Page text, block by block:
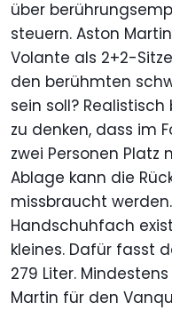
über
steuern. Aston
Volante als 2+2-
den berühmten
sein soll?
zu denken, dass im
zwei Personen Platz
Ablage kann die
missbraucht
Handschuhfach
kleines. Dafür fasst
279 Liter.
Martin für den